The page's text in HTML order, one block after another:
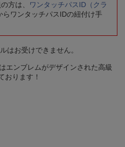
方は、
ワンタッチパスID（クラ
らワンタッチパスIDの紐付け手
はお受けできません。
エンブレムがデザインされた高級
おります！